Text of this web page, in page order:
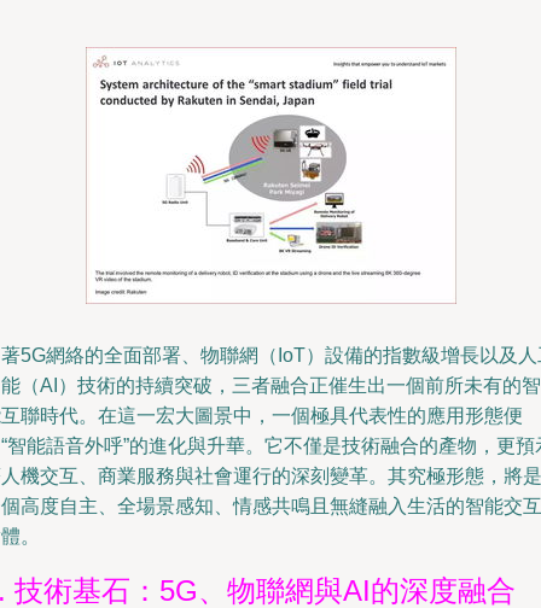
5G網絡的全面部署、物聯網（IoT）設備的指數級增長以及人
（AI）技術的持續突破，三者融合正催生出一個前所未有的智
聯時代。在這一宏大圖景中，一個極具代表性的應用形態便
智能語音外呼”的進化與升華。它不僅是技術融合的產物，更預
機交互、商業服務與社會運行的深刻變革。其究極形態，將是
高度自主、全場景感知、情感共鳴且無縫融入生活的智能交互
。
技術基石：5G、物聯網與AI的深度融合